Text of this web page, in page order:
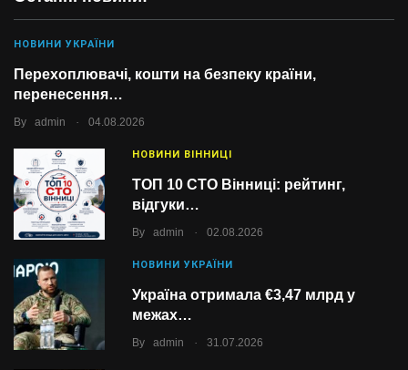
НОВИНИ УКРАЇНИ
Перехоплювачі, кошти на безпеку країни,
перенесення…
By admin . 04.08.2026
НОВИНИ ВІННИЦІ
ТОП 10 СТО Вінниці: рейтинг,
відгуки…
By admin . 02.08.2026
НОВИНИ УКРАЇНИ
Україна отримала €3,47 млрд у
межах…
By admin . 31.07.2026